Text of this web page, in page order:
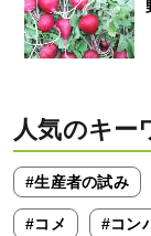
人気のキー
#生産者の試み
#コメ #コン